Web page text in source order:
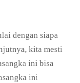
dengan siapa
kita mesti
ini bisa
ini